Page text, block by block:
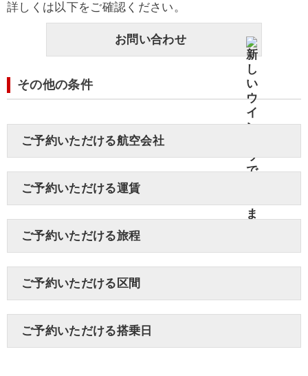
詳しくは以下をご確認ください。
お問い合わせ
その他の条件
ご予約いただける航空会社
ご予約いただける運賃
ご予約いただける旅程
ご予約いただける区間
ご予約いただける搭乗日